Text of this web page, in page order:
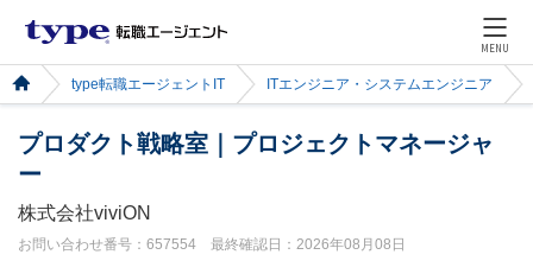
MENU
type転職エージェントIT ITエンジニア・システムエンジニア
プロダクト戦略室｜プロジェクトマネージャ
ー
株式会社viviON
お問い合わせ番号：657554 最終確認日：2026年08月08日